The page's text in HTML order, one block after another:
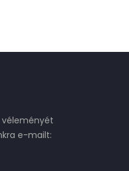
véleményét
e-mailt: